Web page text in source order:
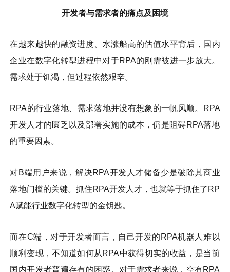
开发者与需求者的痛点及困境
在越来越快的融资进度、水涨船高的估值水平背后，国内
企业在数字化转型进程中对于RPA的刚需被进一步放大。
需求处于饥渴，但过程依然艰辛。
RPA的行业落地、需求落地并没有想象的一帆风顺。RPA
开发人才的匮乏以及部署实施的成本，仍是阻碍RPA落地
的重要因素。
对B端用户来说，解决RPA开发人才储备少是破除其商业
落地门槛的关键。抓住RPA开发人才，也就等于抓住了RP
A赋能行业数字化转型的金钥匙。
而在C端，对于开发者而言，自己开发的RPA机器人难以
顺利变现，不知道如何从RPA中获得切实的收益，是当前
国内开发者普遍存有的困惑。对于需求者来说，空有RPA